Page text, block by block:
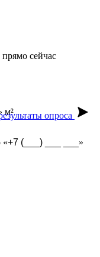
сейчас
м²
« »
опроса